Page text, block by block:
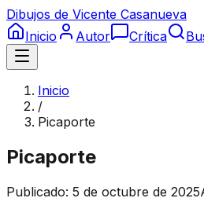
Dibujos de Vicente Casanueva
Inicio
Autor Crítica
Inicio
/
Picaporte
Picaporte
Publicado: 5 de octubre de 2025